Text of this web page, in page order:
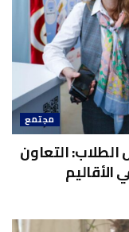
مجتمع
الطلاب: التعاون